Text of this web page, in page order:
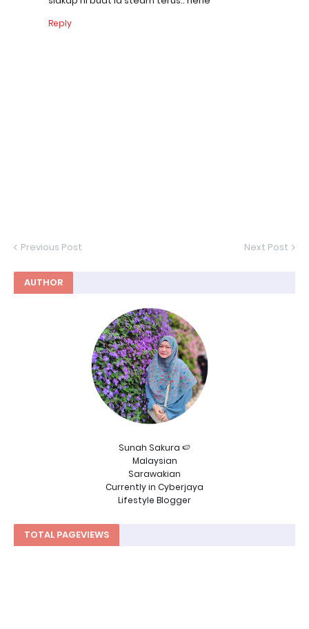
Reply
Previous Post Next Post
AUTHOR
Sunah Sakura 🍉
Malaysian
Sarawakian
Currently in Cyberjaya
Lifestyle Blogger
TOTAL PAGEVIEWS